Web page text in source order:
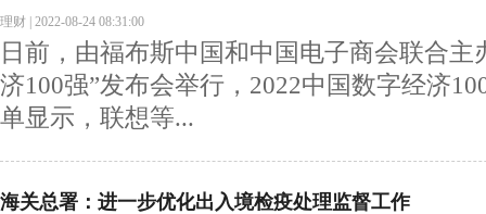
理财 2022-08-24 08:31:00
日前，由福布斯中国和中国电子商会联合主
济100强”发布会举行，2022中国数字经济
单显示，联想等...
海关总署：进一步优化出入境检疫处理监督工作